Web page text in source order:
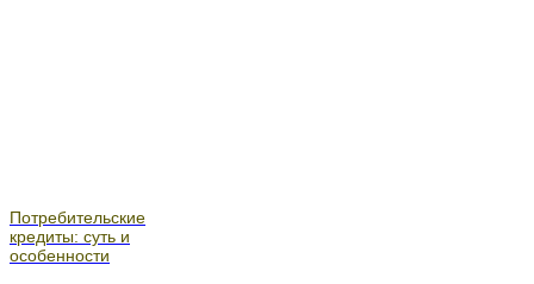
Потребительские
кредиты: суть и
особенности